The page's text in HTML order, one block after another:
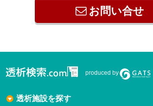
お問い合せ
produced by
透析施設を探す